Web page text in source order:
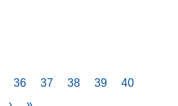
36 37 38 39
40